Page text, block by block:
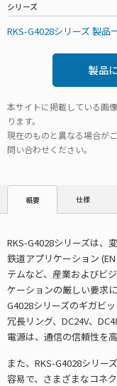
シリーズ
RKS-G4028シリーズ 製品
製品
本サイトに掲載している画
ります。
現在のものと異なる場合が
問い合わせください。
概要 仕様
RKS-G4028シリーズは、
鉄道アプリケーション
テムなど、産業およびビ
ケーションの厳しい要求
G4028シリーズのギガビ
冗長リング、DC24V、
電源は、通信の信頼性を
また、RKS-G4028シリー
容易で、さまざまなコネ